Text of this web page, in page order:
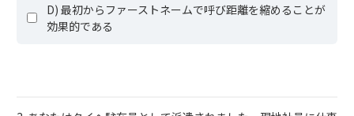
D) 最初からファーストネームで呼び距離を縮めることが
効果的である